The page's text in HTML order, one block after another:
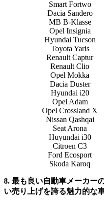
Smart Fortwo
Dacia Sandero
MB B-Klasse
Opel Insignia
Hyundai Tucson
Toyota Yaris
Renault Captur
Renault Clio
Opel Mokka
Dacia Duster
Hyundai i20
Opel Adam
Opel Crossland X
Nissan Qashqai
Seat Arona
Huyundai i30
Citroen C3
Ford Ecosport
Skoda Karoq
8. 最も良い自動車メーカー
い売り上げを誇る魅力的な